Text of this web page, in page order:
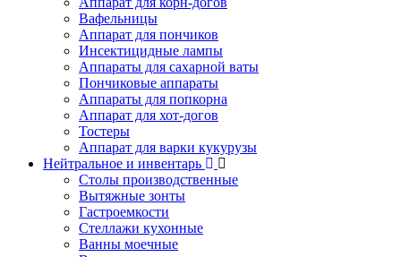
Вафельницы
Аппарат для пончиков
Инсектицидные лампы
Аппараты для сахарной ваты
Пончиковые аппараты
Аппараты для попкорна
Аппарат для хот-догов
Тостеры
Аппарат для варки кукурузы
Нейтральное и инвентарь
Столы производственные
Вытяжные зонты
Гастроемкости
Стеллажи кухонные
Ванны моечные